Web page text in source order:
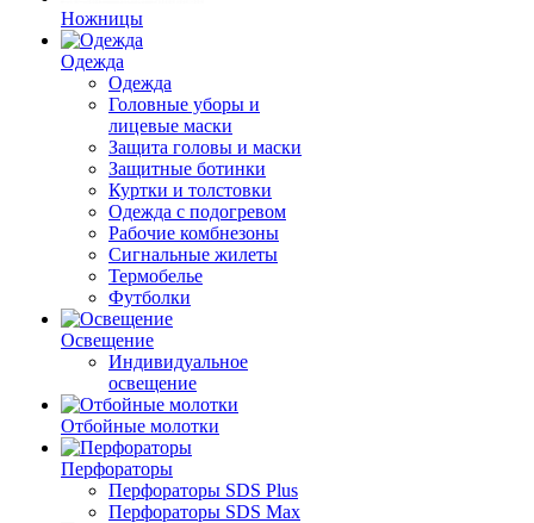
Ножницы
Одежда
Одежда
Головные уборы и
лицевые маски
Защита головы и маски
Защитные ботинки
Куртки и толстовки
Одежда с подогревом
Рабочие комбнезоны
Сигнальные жилеты
Термобелье
Футболки
Освещение
Индивидуальное
освещение
Отбойные молотки
Перфораторы
Перфораторы SDS Plus
Перфораторы SDS Max